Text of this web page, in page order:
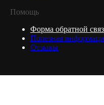
Помощь
Форма обратной
Полезная
Отзывы